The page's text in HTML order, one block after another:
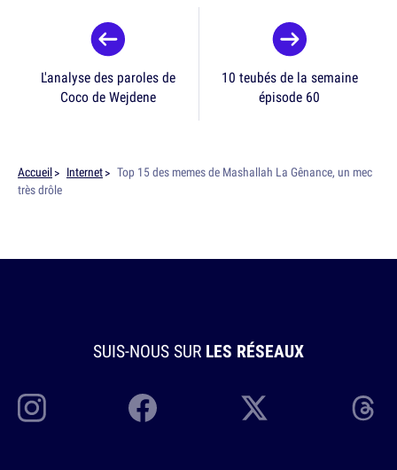
L'analyse des paroles de
Coco de Wejdene
10 teubés de la semaine
épisode 60
Accueil Internet
Top 15 des memes de Mashallah La Gênance, un mec
très drôle
SUIS-NOUS SUR LES RÉSEAUX